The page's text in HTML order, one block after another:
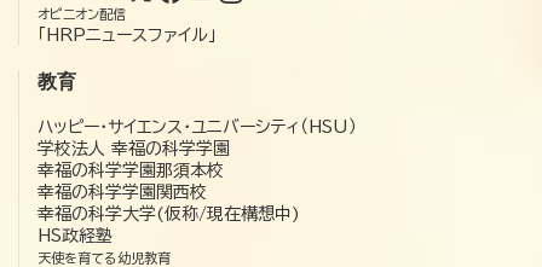
オピニオン配信
「HRPニュースファイル」
教育
ハッピー・サイエンス・ユニバーシティ（HSU）
学校法人 幸福の科学学園
幸福の科学学園那須本校
幸福の科学学園関西校
幸福の科学大学(仮称/現在構想中)
HS政経塾
天使を育てる幼児教育